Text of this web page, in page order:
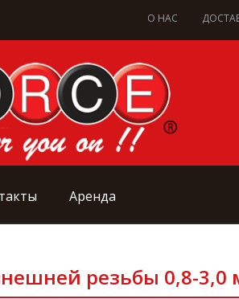
О НАС
Аренда
резьбы 0,8-3,0